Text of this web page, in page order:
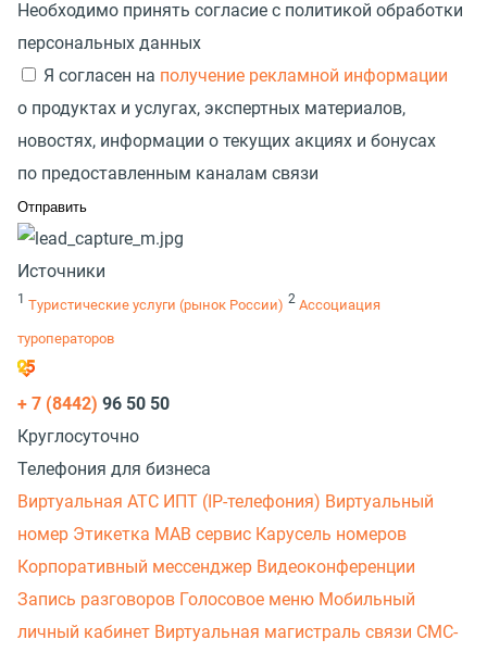
Необходимо принять согласие с политикой обработки
персональных данных
Я согласен на получение рекламной информации
о продуктах и услугах, экспертных материалов,
новостях, информации о текущих акциях и бонусах
по предоставленным каналам связи
Источники
1 Туристические услуги (рынок России) 2 Ассоциация
туроператоров
+ 7 (8442) 96 50 50
Круглосуточно
Телефония для бизнеса
Виртуальная АТС ИПТ (IP-телефония) Виртуальный
номер Этикетка МАВ сервис Карусель номеров
Корпоративный мессенджер Видеоконференции
Запись разговоров Голосовое меню Мобильный
личный кабинет Виртуальная магистраль связи СМС-